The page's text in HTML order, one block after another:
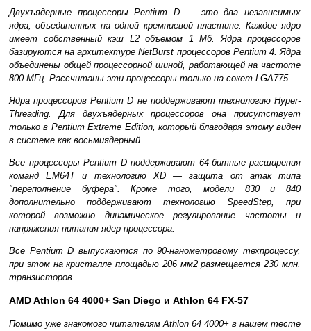
Двухъядерные процессоры Pentium D — это два независимых
ядра, объединенных на одной кремниевой пластине. Каждое ядро
имеет собственный кэш L2 объемом 1 Мб. Ядра процессоров
базируются на архитектуре NetBurst процессоров Pentium 4. Ядра
объединены общей процессорной шиной, работающей на частоте
800 МГц. Рассчитаны эти процессоры только на сокет LGA775.
Ядра процессоров Pentium D не поддерживают технологию Hyper-
Threading. Для двухъядерных процессоров она присутствует
только в Pentium Extreme Edition, который благодаря этому виден
в системе как восьмиядерный.
Все процессоры Pentium D поддерживают 64-битные расширения
команд EM64T и технологию XD — защита от атак типа
"переполнение буфера". Кроме того, модели 830 и 840
дополнительно поддерживают технологию SpeedStep, при
которой возможно динамическое регулирование частоты и
напряжения питания ядер процессора.
Все Pentium D выпускаются по 90-нанометровому техпроцессу,
при этом на кристалле площадью 206 мм2 размещается 230 млн.
транзисторов.
AMD Athlon 64 4000+ San Diego и Athlon 64 FX-57
Помимо уже знакомого читателям Athlon 64 4000+ в нашем тесте